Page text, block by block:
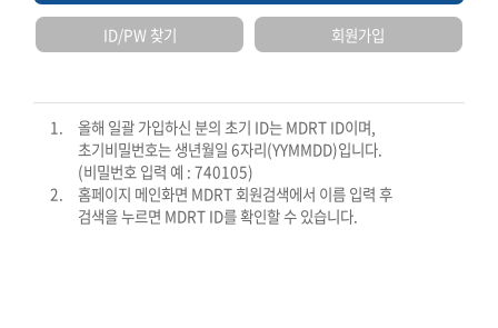
ID/PW 찾기 회원가입
1.
올해 일괄 가입하신 분의 초기 ID는 MDRT ID이며,
초기비밀번호는 생년월일 6자리(YYMMDD)입니다.
(비밀번호 입력 예 : 740105)
2.
홈페이지 메인화면 MDRT 회원검색에서 이름 입력 후
검색을 누르면 MDRT ID를 확인할 수 있습니다.